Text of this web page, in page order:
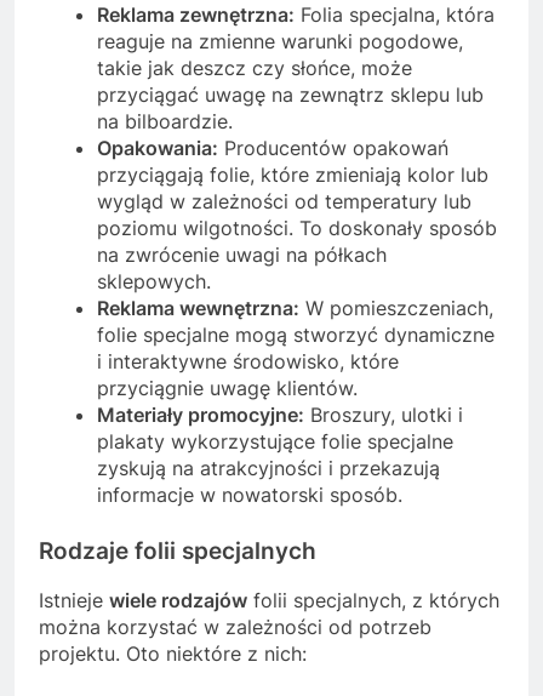
Reklama zewnętrzna: Folia specjalna, która
reaguje na zmienne warunki pogodowe,
takie jak deszcz czy słońce, może
przyciągać uwagę na zewnątrz sklepu lub
na bilboardzie.
Opakowania: Producentów opakowań
przyciągają folie, które zmieniają kolor lub
wygląd w zależności od temperatury lub
poziomu wilgotności. To doskonały sposób
na zwrócenie uwagi na półkach
sklepowych.
Reklama wewnętrzna: W pomieszczeniach,
folie specjalne mogą stworzyć dynamiczne
i interaktywne środowisko, które
przyciągnie uwagę klientów.
Materiały promocyjne: Broszury, ulotki i
plakaty wykorzystujące folie specjalne
zyskują na atrakcyjności i przekazują
informacje w nowatorski sposób.
Rodzaje folii specjalnych
Istnieje wiele rodzajów folii specjalnych, z których
można korzystać w zależności od potrzeb
projektu. Oto niektóre z nich: